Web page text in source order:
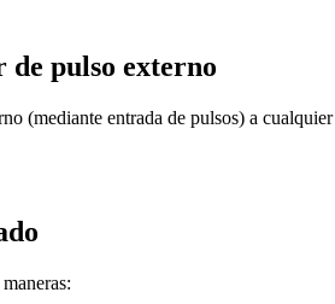
pulso externo
(mediante entrada de pulsos) a cualquier